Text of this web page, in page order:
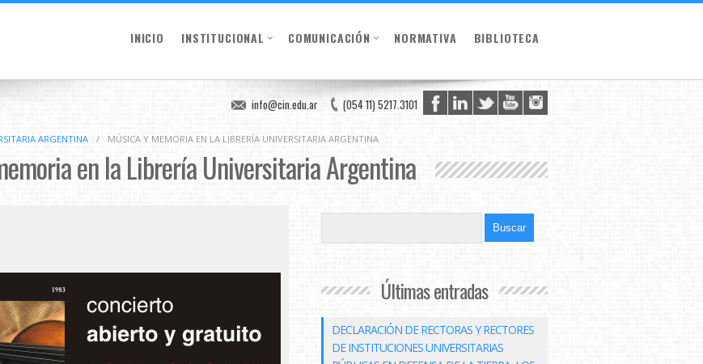
INICIO INSTITUCIONAL COMUNICACIÓN NORMATIVA BIBLIOTECA
(054 11) 5217.3101
info@cin.edu.ar
ARGENTINA / MÚSICA Y MEMORIA EN LA LIBRERÍA UNIVERSITARIA ARGENTINA
en la Librería Universitaria Argentina
Últimas entradas
DECLARACIÓN DE RECTORAS Y RECTORES
DE INSTITUCIONES UNIVERSITARIAS